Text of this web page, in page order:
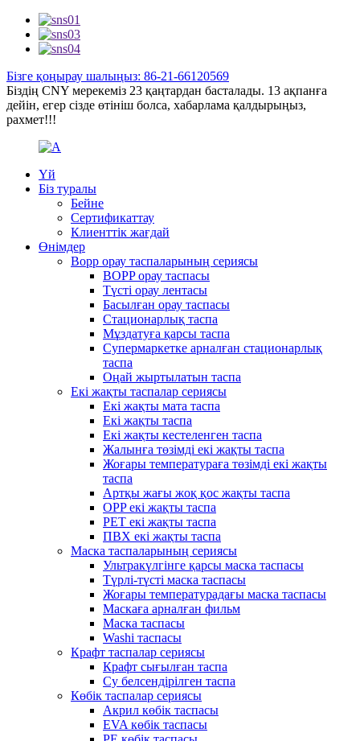
Бізге қоңырау шалыңыз: 86-21-66120569
Біздің CNY мерекеміз 23 қаңтардан басталады. 13 ақпанға
дейін, егер сізде өтініш болса, хабарлама қалдырыңыз,
рахмет!!!
Үй
Біз туралы
Бейне
Сертификаттау
Клиенттік жағдай
Өнімдер
Bopp орау таспаларының сериясы
BOPP орау таспасы
Түсті орау лентасы
Басылған орау таспасы
Стационарлық таспа
Мұздатуға қарсы таспа
Супермаркетке арналған стационарлық
таспа
Оңай жыртылатын таспа
Екі жақты таспалар сериясы
Екі жақты мата таспа
Екі жақты таспа
Екі жақты кестеленген таспа
Жалынға төзімді екі жақты таспа
Жоғары температураға төзімді екі жақты
таспа
Артқы жағы жоқ қос жақты таспа
OPP екі жақты таспа
PET екі жақты таспа
ПВХ екі жақты таспа
Маска таспаларының сериясы
Ультракүлгінге қарсы маска таспасы
Түрлі-түсті маска таспасы
Жоғары температурадағы маска таспасы
Маскаға арналған фильм
Маска таспасы
Washi таспасы
Крафт таспалар сериясы
Крафт сығылған таспа
Су белсендірілген таспа
Көбік таспалар сериясы
Акрил көбік таспасы
EVA көбік таспасы